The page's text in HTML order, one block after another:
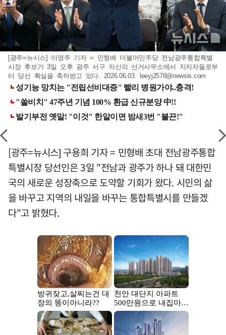
[광주=뉴시스] 이영주 기자 = 민형배 더불어민주당 전남광주통합특별
시장 후보가 3일 오후 광주 서구 자신의 선거사무소에서 지지자들로부
터 당선 확실을 축하받고 있다. 2026.06.03. leeyj2578@newsis.com
[광주=뉴시스] 구용희 기자 = 민형배 초대 전남광주통합
특별시장 당선인은 3일 "전남과 광주가 하나 돼 대한민
국의 새로운 성장축으로 도약할 기회가 왔다. 시민의 삶
을 바꾸고 지역의 내일을 바꾸는 통합특별시를 만들겠
다"고 밝혔다.